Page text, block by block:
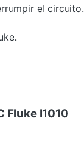
el circuito.
Fluke I1010